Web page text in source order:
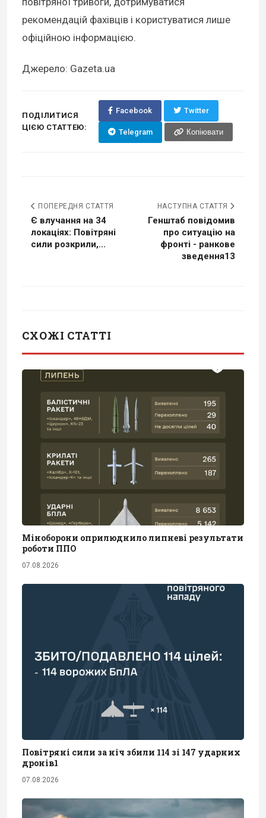
рекомендацій фахівців і користуватися лише
офіційною інформацією.
Джерело: Gazeta.ua
ПОДІЛИТИСЯ
ЦІЄЮ СТАТТЕЮ:
Facebook Twitter
Telegram Копіювати
ПОПЕРЕДНЯ СТАТТЯ
Є влучання на 34
локаціях: Повітряні
сили розкрили,...
НАСТУПНА СТАТТЯ
Генштаб повідомив
про ситуацію на
фронті - ранкове
зведення13
СХОЖІ СТАТТІ
Міноборони оприлюднило липневі результати
роботи ППО
07.08.2026
Повітряні сили за ніч збили 114 зі 147 ударних
дронів1
07.08.2026